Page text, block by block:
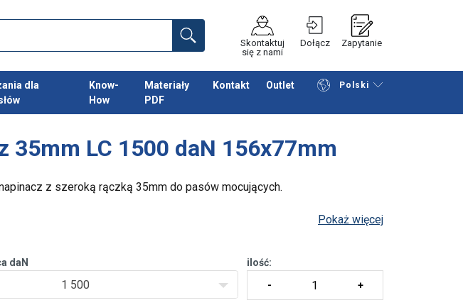
Skontaktuj
się z nami
Dołącz Zapytanie
dla
Know-
How
Materiały
PDF
Kontakt Outlet Polski
Przeglądaj katalog Podsumowanie
35mm LC 1500 daN 156x77mm
z szeroką rączką 35mm do pasów mocujących.
Pokaż więcej
daN
1 500
ilość: